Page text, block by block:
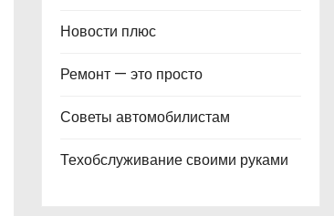
Новости плюс
Ремонт — это просто
Советы автомобилистам
Техобслуживание своими руками